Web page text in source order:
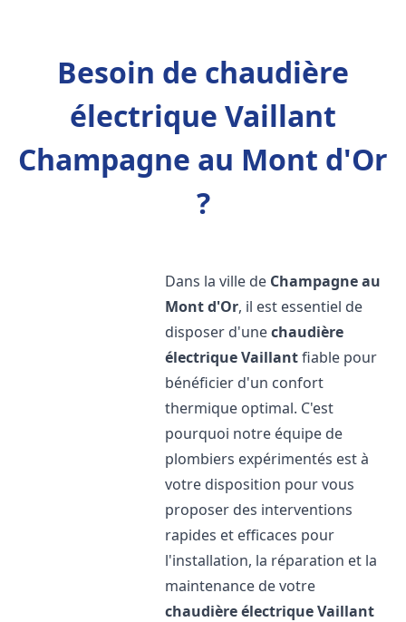
Besoin de chaudière
électrique Vaillant
Champagne au Mont d'Or
?
Dans la ville de Champagne au
Mont d'Or, il est essentiel de
disposer d'unechaudière
électrique Vaillantfiable pour
bénéficier d'un confort
thermique optimal. C'est
pourquoi notre équipe de
plombiers expérimentés est à
votre disposition pour vous
proposer des interventions
rapides et efficaces pour
l'installation, la réparation et la
maintenance de votre
chaudière électrique Vaillant